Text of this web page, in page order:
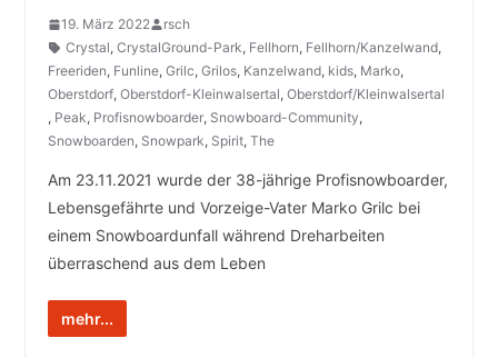
19. März 2022
rsch
Crystal, CrystalGround-Park, Fellhorn, Fellhorn/Kanzelwand,
Freeriden, Funline, Grilc, Grilos, Kanzelwand, kids, Marko,
Oberstdorf, Oberstdorf-Kleinwalsertal, Oberstdorf/Kleinwalsertal
, Peak, Profisnowboarder, Snowboard-Community,
Snowboarden, Snowpark, Spirit, The
Am 23.11.2021 wurde der 38-jährige Profisnowboarder,
Lebensgefährte und Vorzeige-Vater Marko Grilc bei
einem Snowboardunfall während Dreharbeiten
überraschend aus dem Leben
mehr...